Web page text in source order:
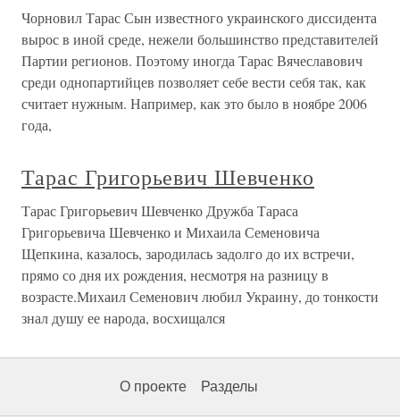
Чорновил Тарас Сын известного украинского диссидента
вырос в иной среде, нежели большинство представителей
Партии регионов. Поэтому иногда Тарас Вячеславович
среди однопартийцев позволяет себе вести себя так, как
считает нужным. Например, как это было в ноябре 2006
года,
Тарас Григорьевич Шевченко
Тарас Григорьевич Шевченко Дружба Тараса
Григорьевича Шевченко и Михаила Семеновича
Щепкина, казалось, зародилась задолго до их встречи,
прямо со дня их рождения, несмотря на разницу в
возрасте.Михаил Семенович любил Украину, до тонкости
знал душу ее народа, восхищался
О проекте Разделы